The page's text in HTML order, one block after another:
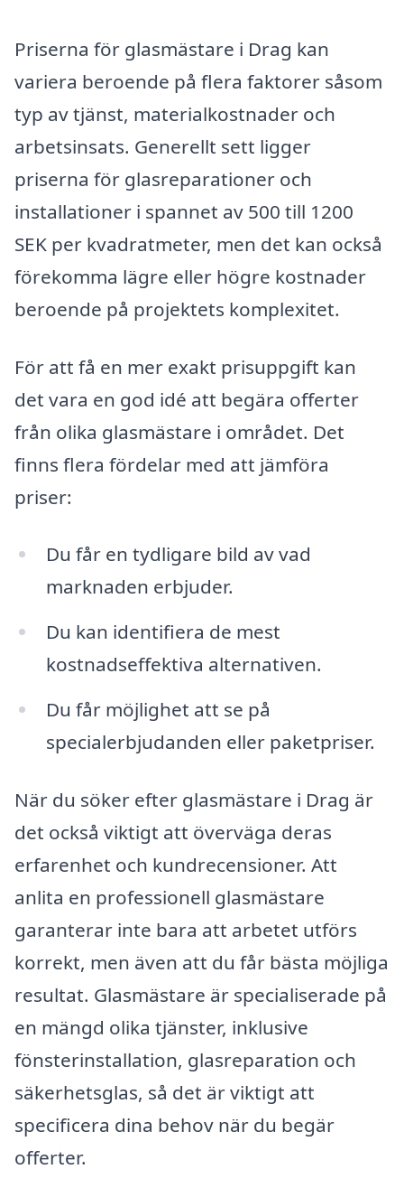
Priserna för glasmästare i Drag kan
variera beroende på flera faktorer såsom
typ av tjänst, materialkostnader och
arbetsinsats. Generellt sett ligger
priserna för glasreparationer och
installationer i spannet av 500 till 1200
SEK per kvadratmeter, men det kan också
förekomma lägre eller högre kostnader
beroende på projektets komplexitet.
För att få en mer exakt prisuppgift kan
det vara en god idé att begära offerter
från olika glasmästare i området. Det
finns flera fördelar med att jämföra
priser:
Du får en tydligare bild av vad
marknaden erbjuder.
Du kan identifiera de mest
kostnadseffektiva alternativen.
Du får möjlighet att se på
specialerbjudanden eller paketpriser.
När du söker efter glasmästare i Drag är
det också viktigt att överväga deras
erfarenhet och kundrecensioner. Att
anlita en professionell glasmästare
garanterar inte bara att arbetet utförs
korrekt, men även att du får bästa möjliga
resultat. Glasmästare är specialiserade på
en mängd olika tjänster, inklusive
fönsterinstallation, glasreparation och
säkerhetsglas, så det är viktigt att
specificera dina behov när du begär
offerter.